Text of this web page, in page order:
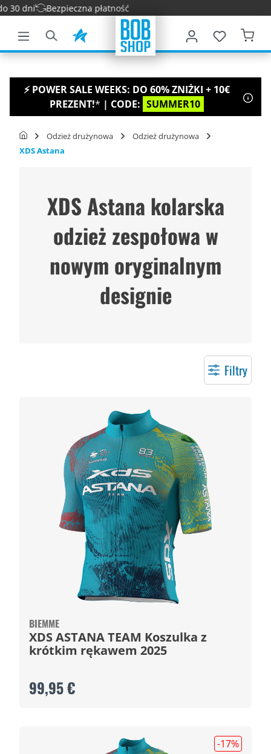
zawartości
dni Bezpieczna płatność
⚡ POWER SALE WEEKS: DO 60% ZNIŻKI + 10€
PREZENT!* | CODE: SUMMER10
Odzież drużynowa
Odzież drużynowa
XDS Astana
XDS Astana kolarska
odzież zespołowa w
nowym oryginalnym
designie
Filtry
BIEMME
XDS ASTANA TEAM Koszulka z
krótkim rękawem 2025
99,95 €
-17%